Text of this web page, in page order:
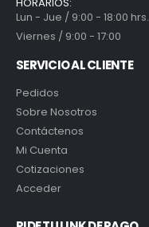
HORARIOS:
Lun - Jue / 9:00 - 18:00 hrs.
Viernes / 9:00 - 17:00
SERVICIO AL CLIENTE
Pedidos
Sobre Nosotros
Contáctenos
Mi Cuenta
Cotizaciones
Acceder